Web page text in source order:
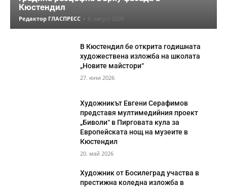
Кюстендил
Редактор ГЛАСПРЕСС - 6. август 2026
В Кюстендил бе открита годишната
художествена изложба на школата
„Новите майстори“
27. юни 2026
Художникът Евгени Серафимов
представя мултимедийния проект
„Биволи“ в Пирговата кула за
Европейската нощ на музеите в
Кюстендил
20. май 2026
Художник от Босилеград участва в
престижна коледна изложба в